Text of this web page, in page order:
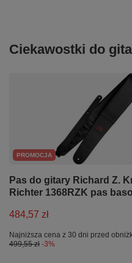
Ciekawostki do
PROMOCJA
Pas do gitary Richard Z.
Richter 1368RZK pas
484,57 zł
Najniższa cena z 30 dni przed
499,55 zł -3%